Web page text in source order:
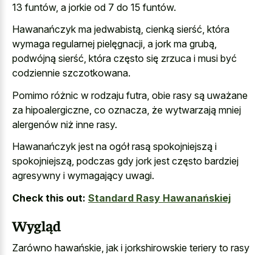
13 funtów, a jorkie od 7 do 15 funtów.
Hawanańczyk ma jedwabistą, cienką sierść, która
wymaga regularnej pielęgnacji, a jork ma grubą,
podwójną sierść, która często się zrzuca i musi być
codziennie szczotkowana.
Pomimo różnic w rodzaju futra, obie rasy są uważane
za hipoalergiczne, co oznacza, że wytwarzają mniej
alergenów niż inne rasy.
Hawanańczyk jest na ogół rasą spokojniejszą i
spokojniejszą, podczas gdy jork jest często bardziej
agresywny i wymagający uwagi.
Check this out: Standard Rasy Hawanańskiej
Wygląd
Zarówno hawańskie, jak i jorkshirowskie teriery to rasy